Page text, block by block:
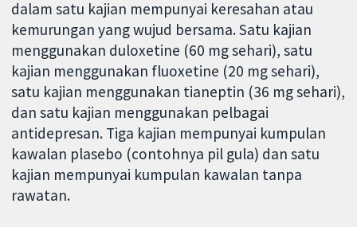
dalam satu kajian mempunyai keresahan atau
kemurungan yang wujud bersama. Satu kajian
menggunakan duloxetine (60 mg sehari), satu
kajian menggunakan fluoxetine (20 mg sehari),
satu kajian menggunakan tianeptin (36 mg sehari),
dan satu kajian menggunakan pelbagai
antidepresan. Tiga kajian mempunyai kumpulan
kawalan plasebo (contohnya pil gula) dan satu
kajian mempunyai kumpulan kawalan tanpa
rawatan.